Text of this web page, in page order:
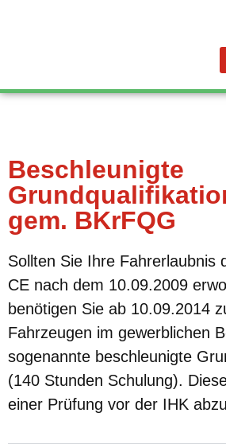
Beschleunigte
gem. BKrFQG
Sollten Sie Ihre Fahrerlaubnis
CE nach dem 10.09.2009
benötigen Sie ab 10.09.2014
Fahrzeugen im gewerblichen
sogenannte beschleunigte
(140 Stunden Schulung).
einer Prüfung vor der IHK